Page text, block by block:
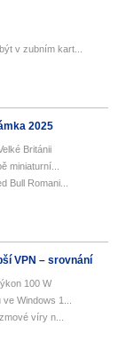
v zubním kart...
2025
Británii
miniaturní...
Bull Romani...
VPN – srovnání
100 W
Windows 1...
víry n...